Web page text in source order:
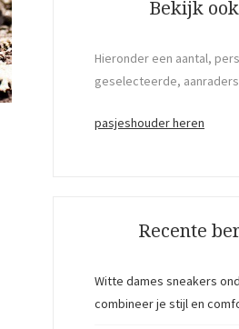
Bekijk
Hieronder een aantal,
geselecteerde,
pasjeshouder heren
Recente
Witte dames sneakers
combineer je stijl en